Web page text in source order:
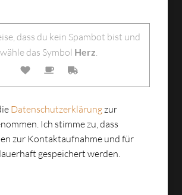
Feld leer.
dass du kein Spambot bist und
wähle das Symbol Herz.
Datenschutzerklärungzur
Ich stimme zu, dass
zur Kontaktaufnahme und für
gespeichert werden.